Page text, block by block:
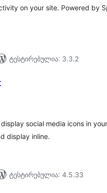
on your site. Powered by
ტესტირებულია: 3.3.2
social media icons in
display inline.
ტესტირებულია: 4.5.33